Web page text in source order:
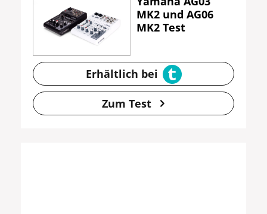
MK2 und AG06
MK2 Test
Erhältlich bei
Zum Test